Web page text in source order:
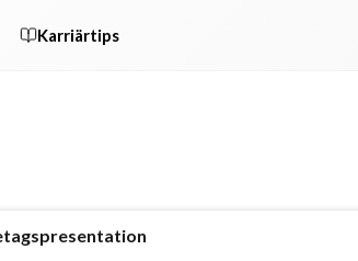
Karriärtips